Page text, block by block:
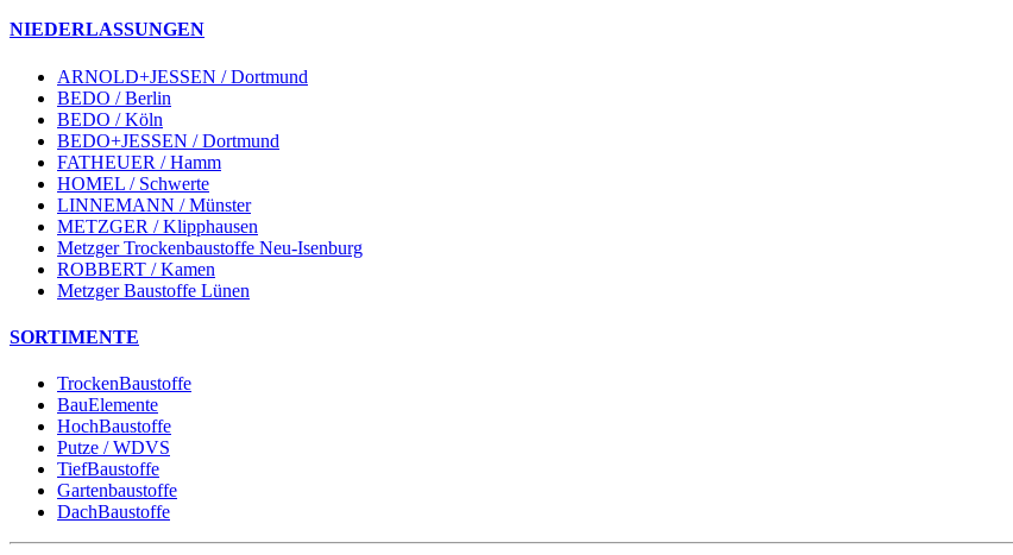
NIEDERLASSUNGEN
ARNOLD+JESSEN / Dortmund
BEDO / Berlin
BEDO / Köln
BEDO+JESSEN / Dortmund
FATHEUER / Hamm
HOMEL / Schwerte
LINNEMANN / Münster
METZGER / Klipphausen
Metzger Trockenbaustoffe Neu-Isenburg
ROBBERT / Kamen
Metzger Baustoffe Lünen
SORTIMENTE
TrockenBaustoffe
BauElemente
HochBaustoffe
Putze / WDVS
TiefBaustoffe
Gartenbaustoffe
DachBaustoffe